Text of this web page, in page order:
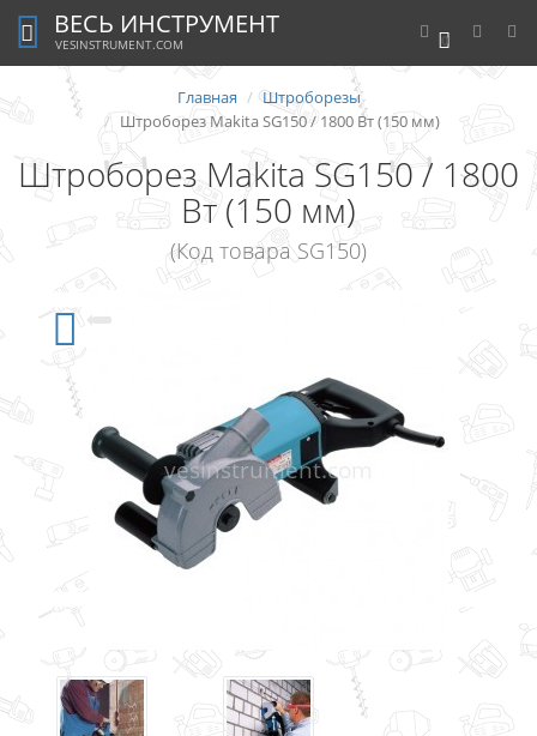
0
ВЕСЬ ИНСТРУМЕНТ
VESINSTRUMENT.COM
Главная
Штроборезы
Штроборез Makita SG150 / 1800 Вт (150 мм)
Штроборез Makita SG150 / 1800
Вт (150 мм)
(Код товара SG150)